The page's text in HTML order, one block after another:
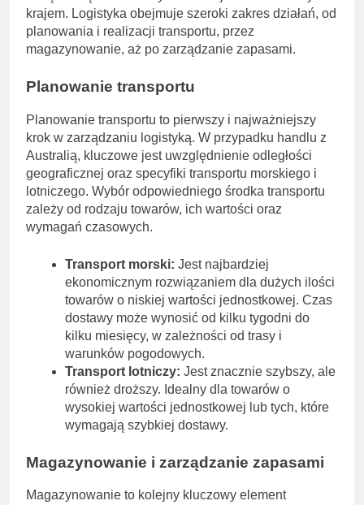
krajem. Logistyka obejmuje szeroki zakres działań, od
planowania i realizacji transportu, przez
magazynowanie, aż po zarządzanie zapasami.
Planowanie transportu
Planowanie transportu to pierwszy i najważniejszy
krok w zarządzaniu logistyką. W przypadku handlu z
Australią, kluczowe jest uwzględnienie odległości
geograficznej oraz specyfiki transportu morskiego i
lotniczego. Wybór odpowiedniego środka transportu
zależy od rodzaju towarów, ich wartości oraz
wymagań czasowych.
Transport morski: Jest najbardziej
ekonomicznym rozwiązaniem dla dużych ilości
towarów o niskiej wartości jednostkowej. Czas
dostawy może wynosić od kilku tygodni do
kilku miesięcy, w zależności od trasy i
warunków pogodowych.
Transport lotniczy: Jest znacznie szybszy, ale
również droższy. Idealny dla towarów o
wysokiej wartości jednostkowej lub tych, które
wymagają szybkiej dostawy.
Magazynowanie i zarządzanie zapasami
Magazynowanie to kolejny kluczowy element